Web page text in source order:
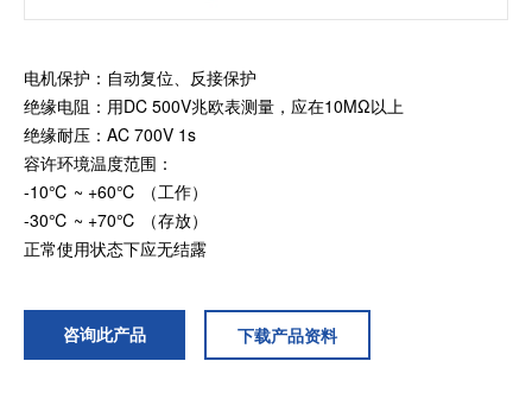
电机保护：自动复位、反接保护
绝缘电阻：用DC 500V兆欧表测量，应在10MΩ以上
绝缘耐压：AC 700V 1s
容许环境温度范围：
-10℃ ~ +60℃ （工作）
-30℃ ~ +70℃ （存放）
正常使用状态下应无结露
咨询此产品 下载产品资料